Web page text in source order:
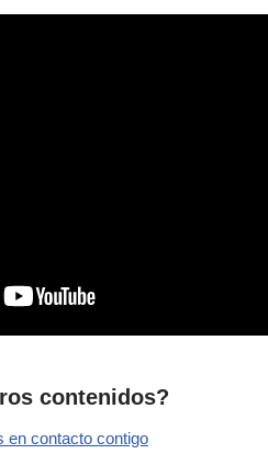
contenidos?
en contacto contigo